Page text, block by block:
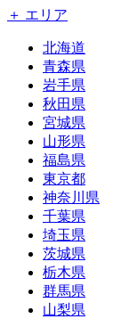
＋ エリア
北海道
青森県
岩手県
秋田県
宮城県
山形県
福島県
東京都
神奈川県
千葉県
埼玉県
茨城県
栃木県
群馬県
山梨県